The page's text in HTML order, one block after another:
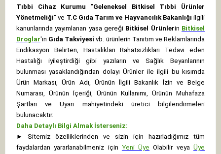
Tıbbi Cihaz Kurumu "Geleneksel Bitkisel Tıbbi Ürünler
Yönetmeliği" ve T.C Gıda Tarım ve Hayvancılık Bakanlığı ilgili
kanunlarında yayımlanan yasa gereği Bitkisel Ürünlerin Bitkisel
Droglar'ın Gıda Takviyesi vb. ürünlerin Tanıtım ve Reklamlarında
Endikasyon Belirten, Hastalıkları Rahatsızlıkları Tedavi eden
Hastalığı iyileştirdiği gibi yazıların ve Sağlık Beyanlarının
bulunması yasaklandığından dolayı Ürünler ile ilgili bu kısımda
Ürün Markası, Ürün Adı, Ürünün İlgili Bakanlık İzin ve Belge
Numarası, Ürünün İçeriği, Ürünün Kullanımı, Ürünün Muhafaza
Şartları ve Uyarı mahiyetindeki üretici bilgilendirmeleri
bulunacaktır.
Daha Detaylı Bilgi Almak İsterseniz:
►
Sitemiz özelliklerinden ve sizin için hazırladığımız tüm
faydalardan yararlanabilmeniz için Yeni Üye Olabilir veyaÜye